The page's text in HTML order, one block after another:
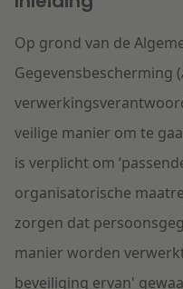
Op grond van de
Gegevensbescherming
veilige manier om te
is verplicht om
organisatorische
zorgen dat
manier worden
beveiliging ervan'